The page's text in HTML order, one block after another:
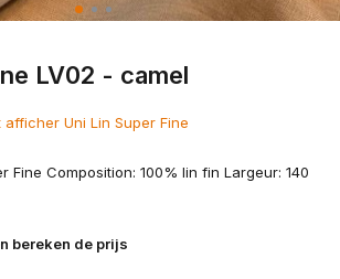
LV02 - camel
afficher Uni Lin Super Fine
Fine Composition: 100% lin fin Largeur: 140
bereken de prijs